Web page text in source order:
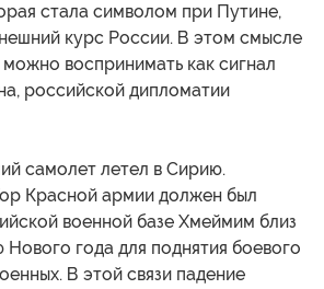
стала символом при Путине,
курс России. В этом смысле
воспринимать как сигнал
российской дипломатии
самолет летел в Сирию.
Красной армии должен был
военной базе Хмеймим близ
года для поднятия боевого
В этой связи падение